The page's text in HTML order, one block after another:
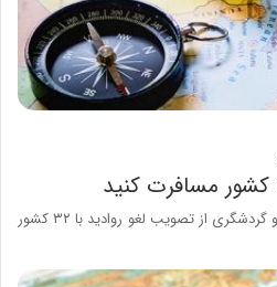
وزیر میراث فرهنگی، صنایع دستی و گردشگری از تصویب لغو روادید با ۳۲ کشور